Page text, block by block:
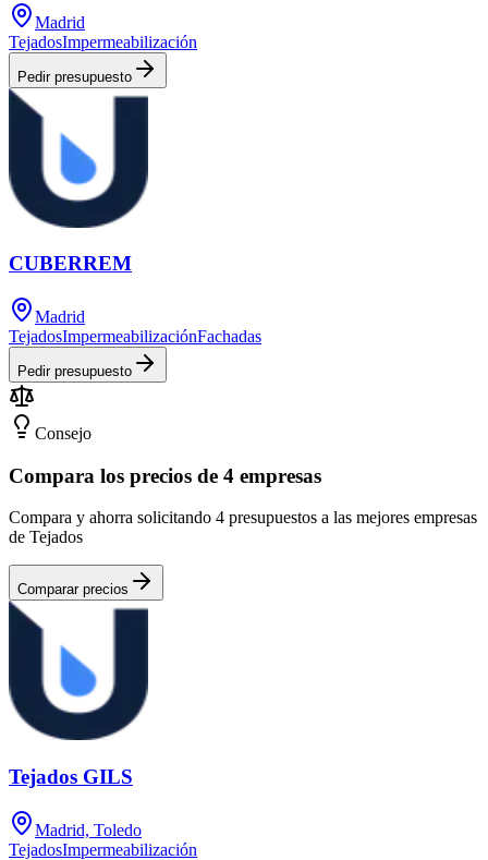
Madrid
TejadosImpermeabilización
Pedir presupuesto
CUBERREM
Madrid
TejadosImpermeabilizaciónFachadas
Pedir presupuesto
Consejo
Compara los precios de 4 empresas
Compara y ahorra solicitando 4 presupuestos a las mejores empresas
de Tejados
Comparar precios
Tejados GILS
Madrid, Toledo
TejadosImpermeabilización